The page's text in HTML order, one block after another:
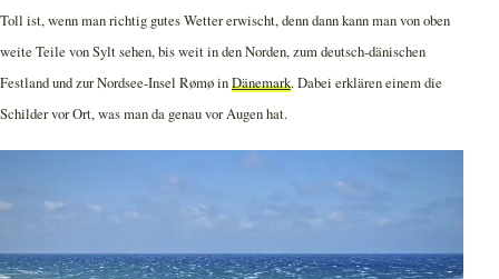
Toll ist, wenn man richtig gutes Wetter erwischt, denn dann kann man von oben
weite Teile von Sylt sehen, bis weit in den Norden, zum deutsch-dänischen
Festland und zur Nordsee-Insel Rømø inDänemark. Dabei erklären einem die
Schilder vor Ort, was man da genau vor Augen hat.